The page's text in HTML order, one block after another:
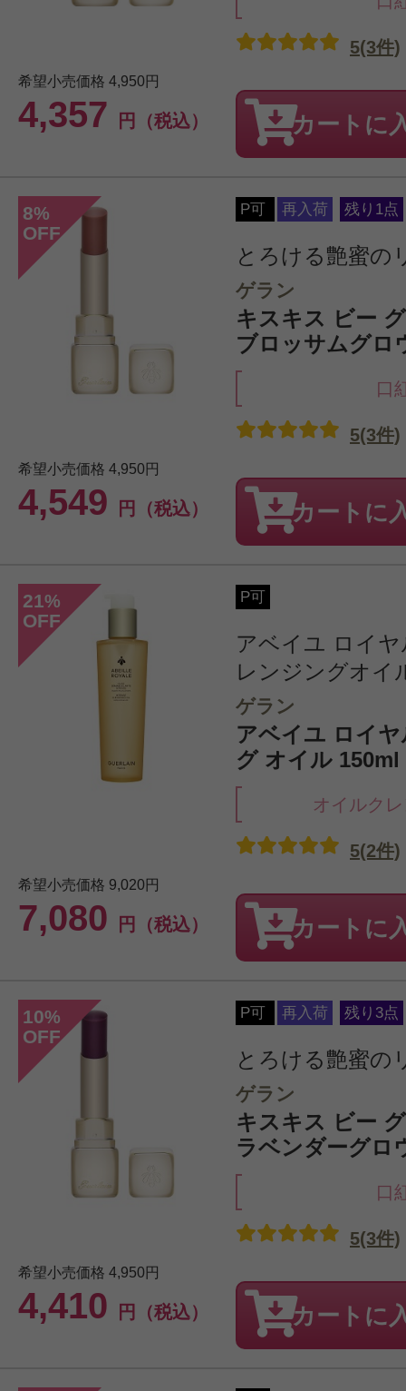
希望小売価格 4,950円
4,357 円（税込）
5(3件)
カートに
8%
OFF
P可 再入荷 残り1点
とろける艶蜜の
ゲラン
キスキス ビー
ブロッサムグロ
口
希望小売価格 4,950円
4,549 円（税込）
5(3件)
カートに
21%
OFF
P可
アベイユ ロイ
レンジングオイ
ゲラン
アベイユ ロイ
グ オイル
オイルク
希望小売価格 9,020円
7,080 円（税込）
5(2件)
カートに
10%
OFF
P可 再入荷 残り3点
とろける艶蜜の
ゲラン
キスキス ビー
ラベンダーグロ
口
希望小売価格 4,950円
4,410 円（税込）
5(3件)
カートに